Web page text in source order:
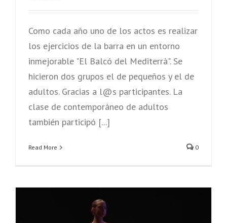
Como cada año uno de los actos es realizar
los ejercicios de la barra en un entorno
inmejorable "El Balcó del Mediterrà". Se
hicieron dos grupos el de pequeños y el de
adultos. Gracias a l@s participantes. La
clase de contemporáneo de adultos
también participó [...]
Read More 0